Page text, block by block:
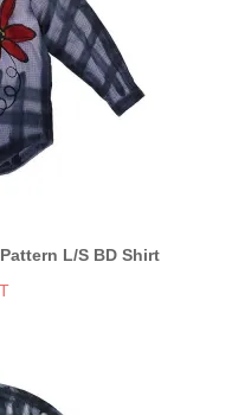
L/S BD Shirt